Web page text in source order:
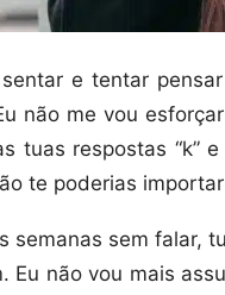
e tentar
não me vou
tuas respostas “k”
te poderias
semanas sem falar,
Eu não vou mais